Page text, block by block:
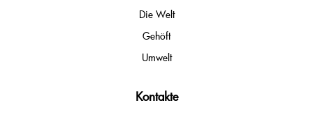
Die Welt
Gehöft
Umwelt
Kontakte